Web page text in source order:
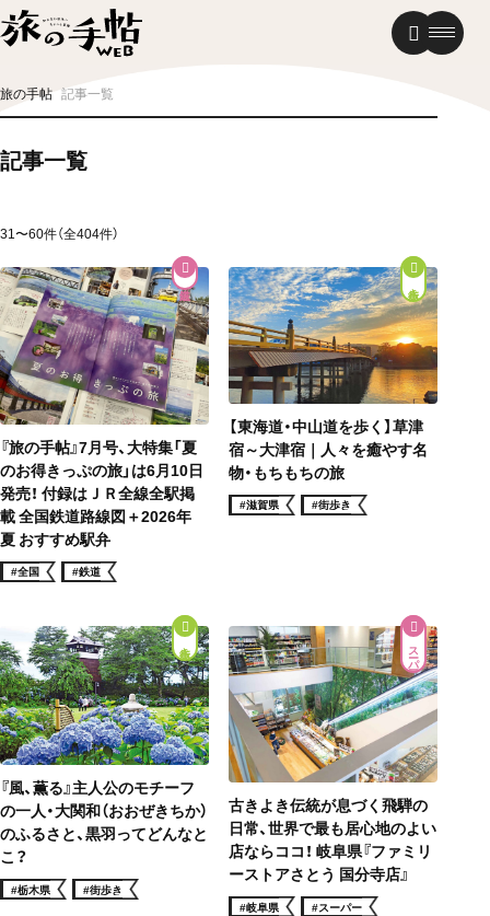
旅の手帖 記事一覧
記事一覧
31〜60件（全404件）
『旅の手帖』7月号、大特集「夏
のお得きっぷの旅」は6月10日
発売！ 付録はＪＲ全線全駅掲
載 全国鉄道路線図＋2026年
夏 おすすめ駅弁
#全国 #鉄道
街歩き
【東海道・中山道を歩く】草津
宿～大津宿｜人々を癒やす名
物・もちもちの旅
#滋賀県 #街歩き
街歩き
『風、薫る』主人公のモチーフ
の一人・大関和（おおぜきちか）
のふるさと、黒羽ってどんなと
こ？
#栃木県 #街歩き
スーパー
古きよき伝統が息づく飛騨の
日常、世界で最も居心地のよい
店ならココ！ 岐阜県『ファミリ
ーストアさとう 国分寺店』
#岐阜県 #スーパー
温泉
グルメ
街歩き